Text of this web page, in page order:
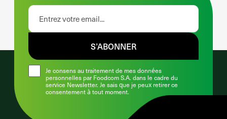
Je consens au traitement de mes données
personnelles par Foodcom S.A. dans le cadre du
service Newsletter. Je sais que je peux retirer ce
consentement à tout moment.
S’ABONNER